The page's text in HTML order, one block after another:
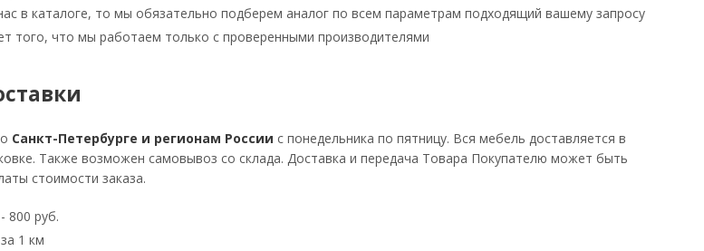
в каталоге, то мы обязательно подберем аналог по всем параметрам подходящий вашему запросу
того, что мы работаем только с проверенными производителями
Санкт-Петербурге и регионам России с понедельника по пятницу. Вся мебель доставляется в
Также возможен самовывоз со склада. Доставка и передача Товара Покупателю может быть
стоимости заказа.
800 руб.
1 км